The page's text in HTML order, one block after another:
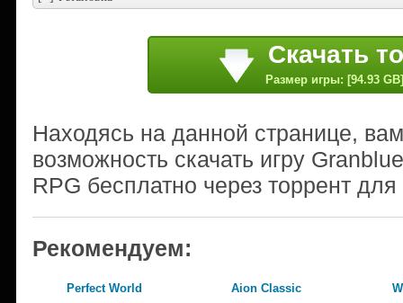
Скачать
Размер игры: [94.93 GB]
Находясь на данной странице,
возможность скачать игру
RPG бесплатно через торрент
Рекомендуем:
Perfect World Aion Classic